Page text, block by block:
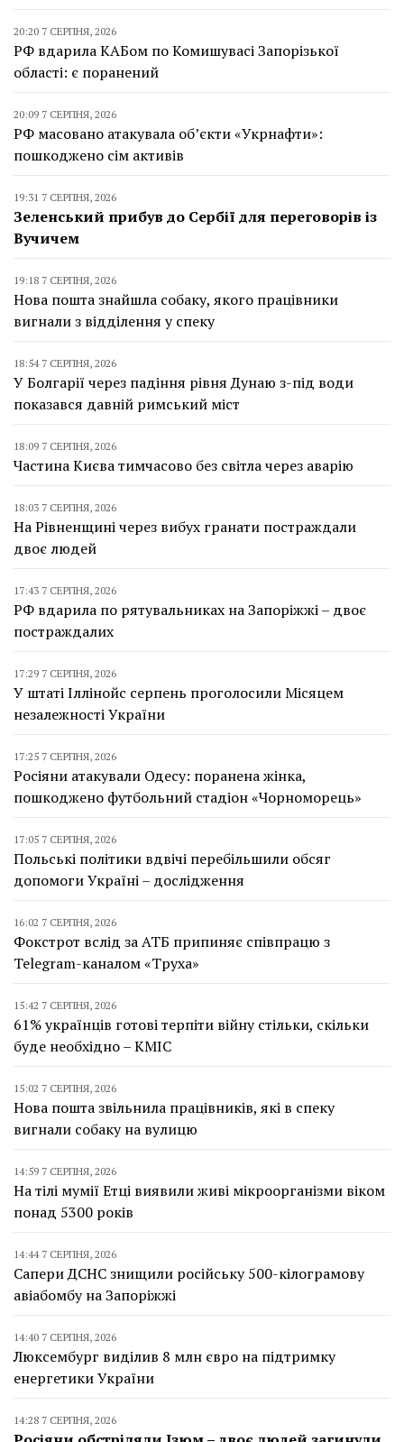
20:20 7 СЕРПНЯ, 2026
РФ вдарила КАБом по Комишувасі Запорізької
області: є поранений
20:09 7 СЕРПНЯ, 2026
РФ масовано атакувала об’єкти «Укрнафти»:
пошкоджено сім активів
19:31 7 СЕРПНЯ, 2026
Зеленський прибув до Сербії для переговорів із
Вучичем
19:18 7 СЕРПНЯ, 2026
Нова пошта знайшла собаку, якого працівники
вигнали з відділення у спеку
18:54 7 СЕРПНЯ, 2026
У Болгарії через падіння рівня Дунаю з-під води
показався давній римський міст
18:09 7 СЕРПНЯ, 2026
Частина Києва тимчасово без світла через аварію
18:03 7 СЕРПНЯ, 2026
На Рівненщині через вибух гранати постраждали
двоє людей
17:43 7 СЕРПНЯ, 2026
РФ вдарила по рятувальниках на Запоріжжі – двоє
постраждалих
17:29 7 СЕРПНЯ, 2026
У штаті Іллінойс серпень проголосили Місяцем
незалежності України
17:25 7 СЕРПНЯ, 2026
Росіяни атакували Одесу: поранена жінка,
пошкоджено футбольний стадіон «Чорноморець»
17:05 7 СЕРПНЯ, 2026
Польські політики вдвічі перебільшили обсяг
допомоги Україні – дослідження
16:02 7 СЕРПНЯ, 2026
Фокстрот вслід за АТБ припиняє співпрацю з
Telegram-каналом «Труха»
15:42 7 СЕРПНЯ, 2026
61% українців готові терпіти війну стільки, скільки
буде необхідно – КМІС
15:02 7 СЕРПНЯ, 2026
Нова пошта звільнила працівників, які в спеку
вигнали собаку на вулицю
14:59 7 СЕРПНЯ, 2026
На тілі мумії Етці виявили живі мікроорганізми віком
понад 5300 років
14:44 7 СЕРПНЯ, 2026
Сапери ДСНС знищили російську 500-кілограмову
авіабомбу на Запоріжжі
14:40 7 СЕРПНЯ, 2026
Люксембург виділив 8 млн євро на підтримку
енергетики України
14:28 7 СЕРПНЯ, 2026